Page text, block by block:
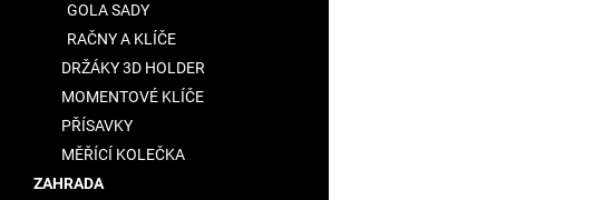
GOLA SADY
RAČNY A KLÍČE
DRŽÁKY 3D HOLDER
MOMENTOVÉ KLÍČE
PŘÍSAVKY
MĚŘÍCÍ KOLEČKA
ZAHRADA